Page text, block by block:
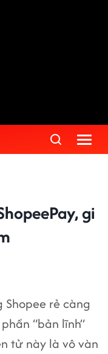
gi
Shopee rẻ càng
“bản lĩnh”
tử này là vô vàn